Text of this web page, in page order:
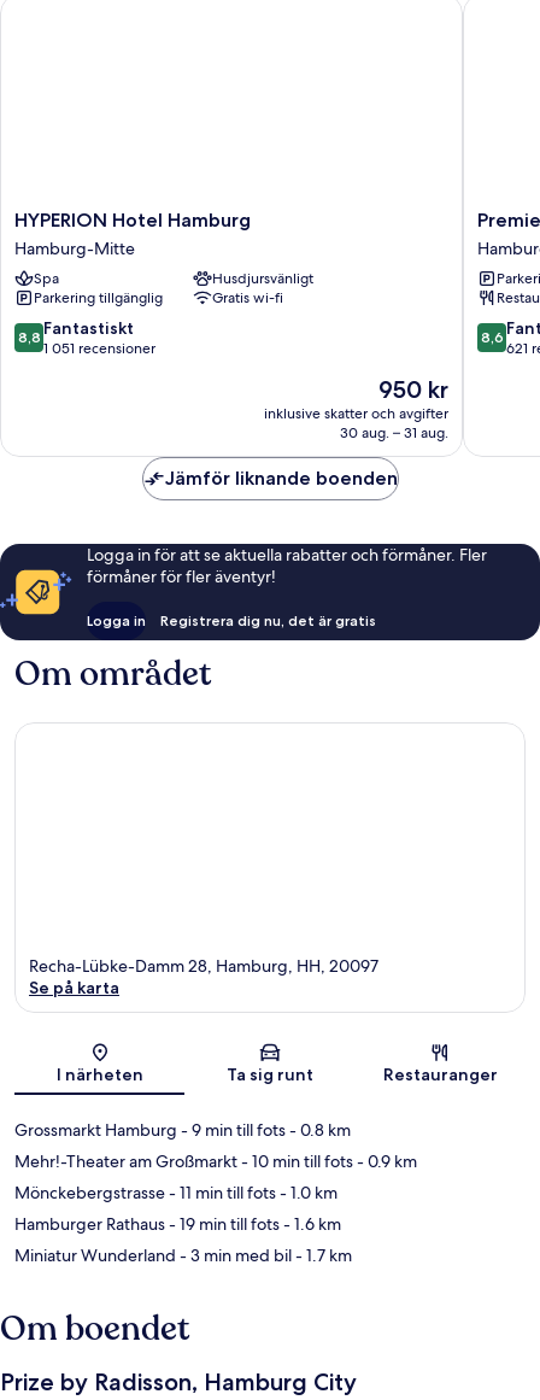
HYPERION
Hotel
Hamburg
Hamburg-
Mitte
HYPERION Hotel Hamburg
Hamburg-Mitte
Spa
Husdjursvänligt
Parkering tillgänglig
Gratis wi-fi
8.8
av
8,8 Fantastiskt
1 051 recensioner
Priset
är
950 kr
950 kr
inklusive skatter och avgifter
30 aug. – 31 aug.
HYPERION Hotel Hamburg
Premier
Inn
City
Mitte
8.6
av
8,6
621
Premier
Jämför liknande boenden
Logga in för att se aktuella rabatter och förmåner. Fler
förmåner för fler äventyr!
Logga in Registrera dig nu, det är gratis
Om området
Karta
Recha-Lübke-Damm 28, Hamburg, HH, 20097
Se på karta
I närheten Ta sig runt Restauranger
Grossmarkt Hamburg - 9 min till fots- 0.8 km
Mehr!-Theater am Großmarkt- 10 min till fots- 0.9 km
Mönckebergstrasse- 11 min till fots- 1.0 km
Hamburger Rathaus- 19 min till fots- 1.6 km
Miniatur Wunderland - 3 min med bil- 1.7 km
Om boendet
Prize by Radisson, Hamburg City